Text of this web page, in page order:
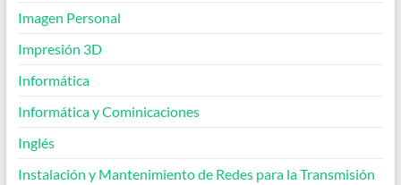
Imagen Personal
Impresión 3D
Informática
Informática y Cominicaciones
Inglés
Instalación y Mantenimiento de Redes para la Transmisión